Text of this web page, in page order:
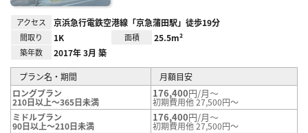
アクセス 京浜急行電鉄空港線「京急蒲田駅」徒歩19分
間取り 1K 面積 25.5m²
築年数 2017年 3月 築
プラン名・期間
月額目安
ロングプラン
210日以上～365日未満
176,400円/月～
初期費用他 27,500円～
ミドルプラン
90日以上～210日未満
176,400円/月～
初期費用他 27,500円～